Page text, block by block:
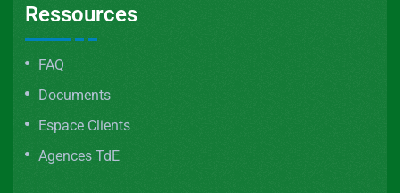
Ressources
FAQ
Documents
Espace Clients
Agences TdE